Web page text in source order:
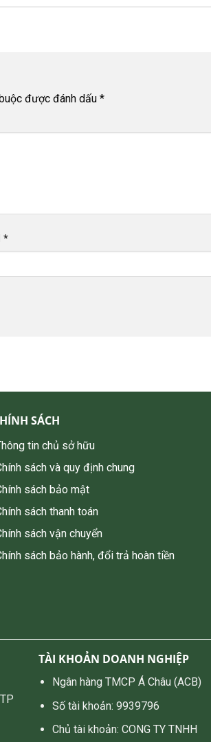
được đánh dấu *
*
SÁCH
tin chủ sở hữu
sách và quy định chung
sách bảo mật
sách thanh toán
sách vận chuyển
sách bảo hành, đổi trả hoàn tiền
TÀI KHOẢN DOANH NGHIỆP
Ngân hàng TMCP Á Châu (ACB)
Số tài khoản: 9939796
Chủ tài khoản: CONG TY TNHH